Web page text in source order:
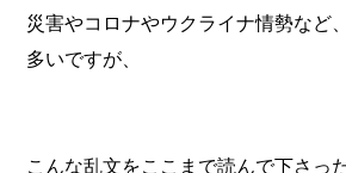
災害やコロナやウクライナ情勢など
多いですが、
こんな乱文をここまで読んで下さっ